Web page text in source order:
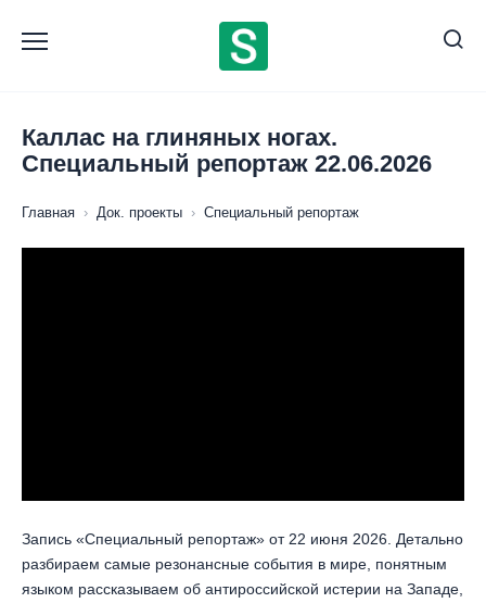
содержанию
Каллас на глиняных ногах.
Специальный репортаж 22.06.2026
Главная › Док. проекты › Специальный репортаж
Запись «Специальный репортаж» от 22 июня 2026. Детально
разбираем самые резонансные события в мире, понятным
языком рассказываем об антироссийской истерии на Западе,